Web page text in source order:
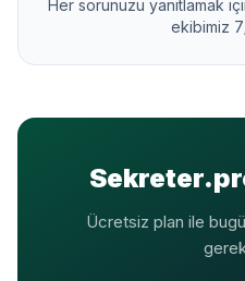
Her sorunuzu yanıtlamak
ekibimiz
Ücretsiz plan ile